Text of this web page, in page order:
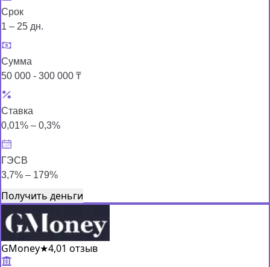
Срок
1 – 25 дн.
Сумма
50 000 - 300 000 ₸
Ставка
0,01% – 0,3%
ГЭСВ
3,7% – 179%
Получить деньги
GMoney★4,01 отзыв